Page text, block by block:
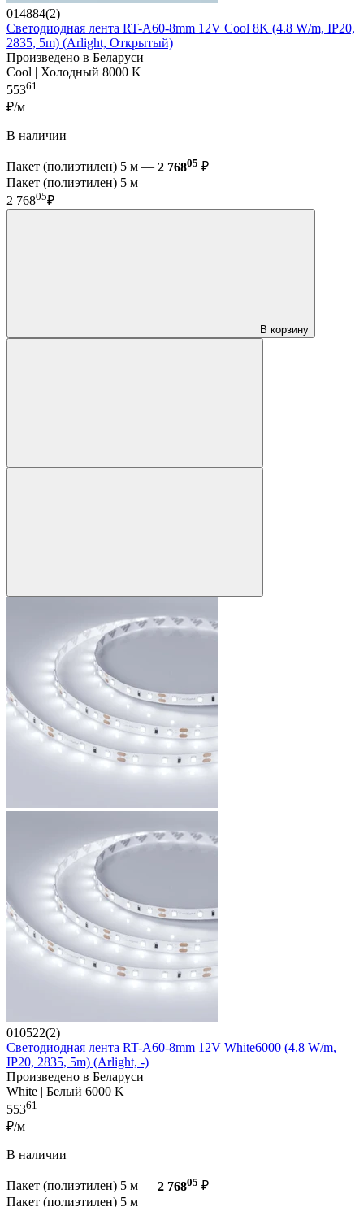
014884(2)
Светодиодная лента RT-A60-8mm 12V Cool 8K (4.8 W/m, IP20,
2835, 5m) (Arlight, Открытый)
Произведено в Беларуси
Cool | Холодный 8000 K
55361
₽/м
В наличии
Пакет (полиэтилен) 5 м — 2 76805 ₽
Пакет (полиэтилен) 5 м
2 76805₽
В корзину
010522(2)
Светодиодная лента RT-A60-8mm 12V White6000 (4.8 W/m,
IP20, 2835, 5m) (Arlight, -)
Произведено в Беларуси
White | Белый 6000 K
55361
₽/м
В наличии
Пакет (полиэтилен) 5 м — 2 76805 ₽
Пакет (полиэтилен) 5 м